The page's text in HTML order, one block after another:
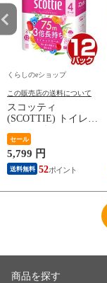
くらしのeショップ
この販売店の送料について
スコッティ
(SCOTTIE) トイレッ
パック 3倍長持ち 4
ロール(ダブル) 4ロー
ル×12(48ロール) 3倍
ロール 3倍巻 トイレ
セール
5,799 円
送料無料 52
商品を探す